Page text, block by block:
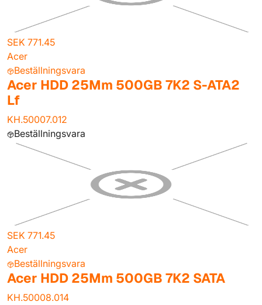
SEK 771.45
Acer
Beställningsvara
Acer HDD 25Mm 500GB 7K2 S-ATA2
Lf
KH.50007.012
Beställningsvara
SEK 771.45
Acer
Beställningsvara
Acer HDD 25Mm 500GB 7K2 SATA
KH.50008.014